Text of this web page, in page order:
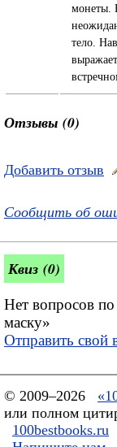
монеты.
тело.
Отзывы (0)
Добавить отзыв
Сообщить об
Квиз (0)
Нет вопросов
маску»
Отправить свой
© 2009–2026
или полном
100bestbooks.ru